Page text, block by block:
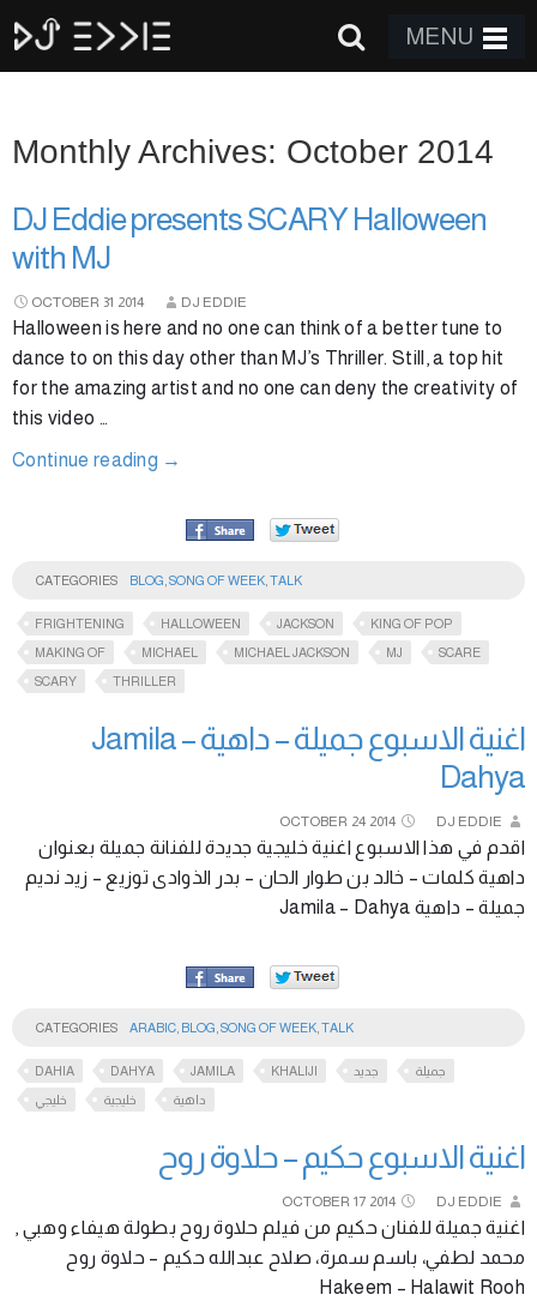
MENU
Monthly Archives: October 2014
DJ Eddie presents SCARY Halloween
with MJ
OCTOBER 31 2014 DJ EDDIE
Halloween is here and no one can think of a better tune to
dance to on this day other than MJ’s Thriller. Still, a top hit
for the amazing artist and no one can deny the creativity of
this video …
Continue reading →
CATEGORIES BLOG SONG OF WEEK TALK
FRIGHTENING HALLOWEEN JACKSON
KING OF POP
MAKING OF
MICHAEL MICHAEL JACKSON MJ
SCARE
SCARY
THRILLER
اغنية الاسبوع جميلة – داهية Jamila –
Dahya
OCTOBER 24 2014 DJ EDDIE
اقدم في هذا الاسبوع اغنية خليجية جديدة للفنانة جميلة بعنوان
داهية كلمات – خالد بن طوار الحان – بدر الذوادى توزيع – زيد نديم
جميلة – داهية Jamila – Dahya
CATEGORIES ARABIC BLOG SONG OF WEEK TALK
DAHIA DAHYA JAMILA KHALIJI جديد
جميلة
خليجي
خليجية داهية
اغنية الاسبوع حكيم – حلاوة روح
OCTOBER 17 2014 DJ EDDIE
اغنية جميلة للفنان حكيم من فيلم حلاوة روح بطولة هيفاء وهبي ,
محمد لطفي، باسم سمرة، صلاح عبدالله حكيم – حلاوة روح
Hakeem – Halawit Rooh